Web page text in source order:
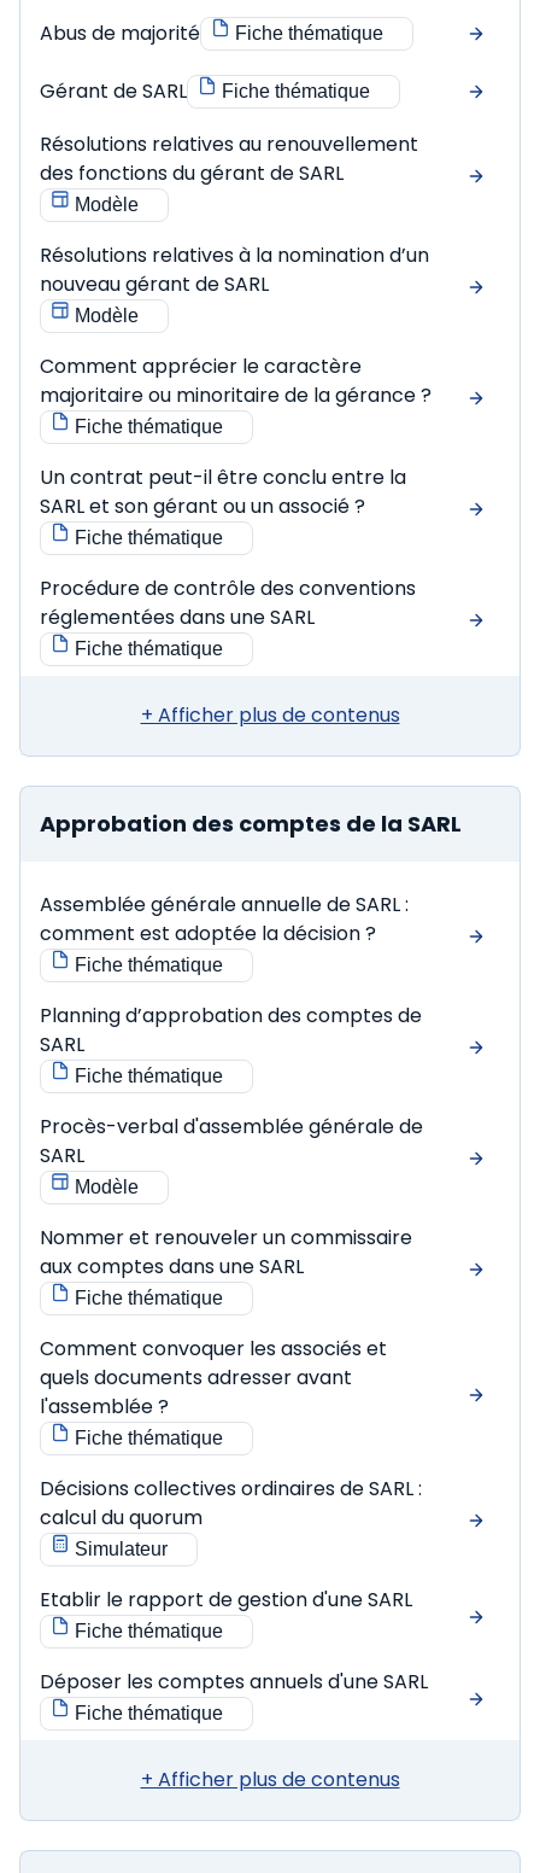
Abus de majorité Fiche thématique
Gérant de SARL Fiche thématique
Résolutions relatives au renouvellement
des fonctions du gérant de SARL
Modèle
Résolutions relatives à la nomination d’un
nouveau gérant de SARL
Modèle
Comment apprécier le caractère
majoritaire ou minoritaire de la gérance ?
Fiche thématique
Un contrat peut-il être conclu entre la
SARL et son gérant ou un associé ?
Fiche thématique
Procédure de contrôle des conventions
réglementées dans une SARL
Fiche thématique
+ Afficher plus de contenus
Approbation des comptes de la SARL
Assemblée générale annuelle de SARL :
comment est adoptée la décision ?
Fiche thématique
Planning d’approbation des comptes de
SARL
Fiche thématique
Procès-verbal d'assemblée générale de
SARL
Modèle
Nommer et renouveler un commissaire
aux comptes dans une SARL
Fiche thématique
Comment convoquer les associés et
quels documents adresser avant
l'assemblée ?
Fiche thématique
Décisions collectives ordinaires de SARL :
calcul du quorum
Simulateur
Etablir le rapport de gestion d'une SARL
Fiche thématique
Déposer les comptes annuels d'une SARL
Fiche thématique
+ Afficher plus de contenus